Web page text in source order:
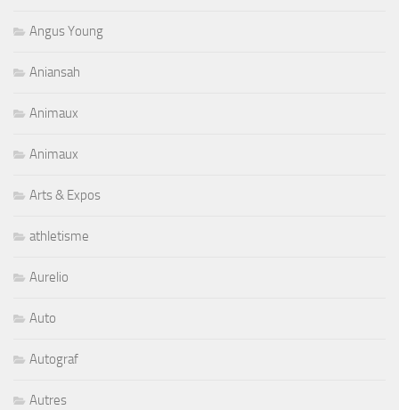
Angus Young
Aniansah
Animaux
Animaux
Arts & Expos
athletisme
Aurelio
Auto
Autograf
Autres